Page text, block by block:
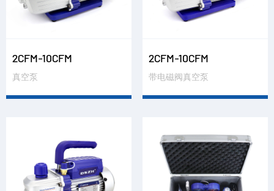
2CFM-10CFM
真空泵
2CFM-10CFM
带电磁阀真空泵